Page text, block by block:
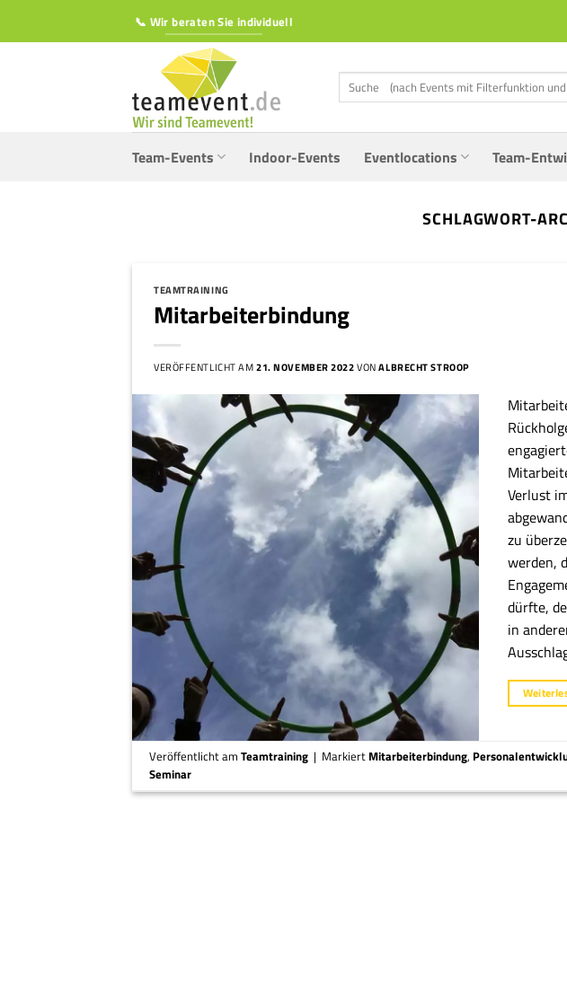
📞 Wir beraten Sie individuell
Suchen
nach:
Team-Events Indoor-Events Eventlocations Team-
SCHLAGWORT-
TEAMTRAINING
Mitarbeiterbindung
VERÖFFENTLICHT AM21. NOVEMBER 2022VONALBRECHT STROOP
Verlust
zu
werden,
dürfte,
in
Veröffentlicht amTeamtraining | Markiert Mitarbeiterbindung,
Seminar